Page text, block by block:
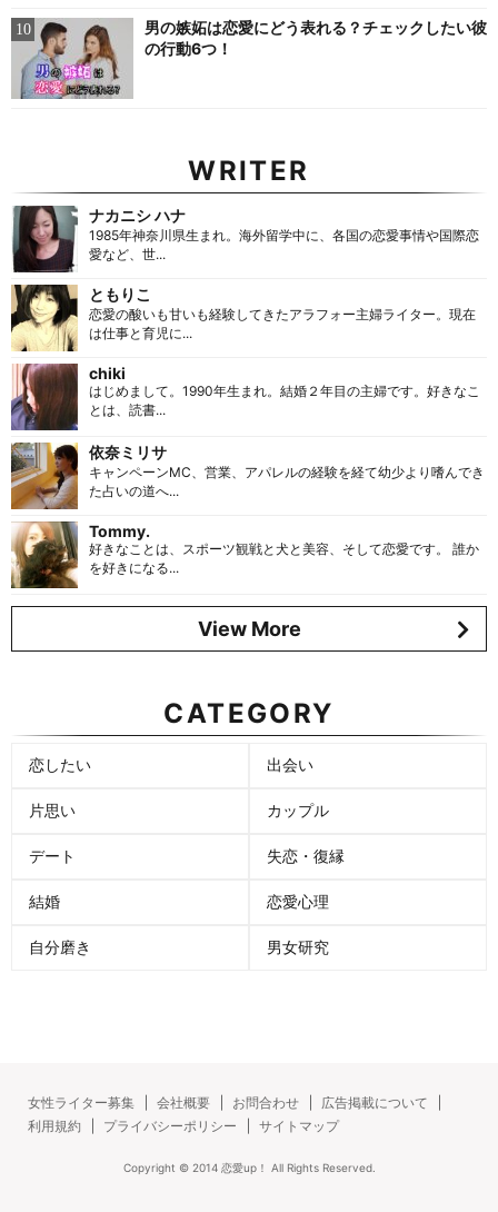
男の嫉妬は恋愛にどう表れる？チェックしたい彼
の行動6つ！
WRITER
ナカニシ ハナ
1985年神奈川県生まれ。海外留学中に、各国の恋愛事情や国際恋
愛など、世...
ともりこ
恋愛の酸いも甘いも経験してきたアラフォー主婦ライター。現在
は仕事と育児に...
chiki
はじめまして。1990年生まれ。結婚２年目の主婦です。好きなこ
とは、読書...
依奈ミリサ
キャンペーンMC、営業、アパレルの経験を経て幼少より嗜んでき
た占いの道へ...
Tommy.
好きなことは、スポーツ観戦と犬と美容、そして恋愛です。 誰か
を好きになる...
View More
CATEGORY
恋したい 出会い
片思い カップル
デート 失恋・復縁
結婚 恋愛心理
自分磨き 男女研究
女性ライター募集 会社概要 お問合わせ
広告掲載について
利用規約
プライバシーポリシー サイトマップ
Copyright © 2014 恋愛up！ All Rights Reserved.